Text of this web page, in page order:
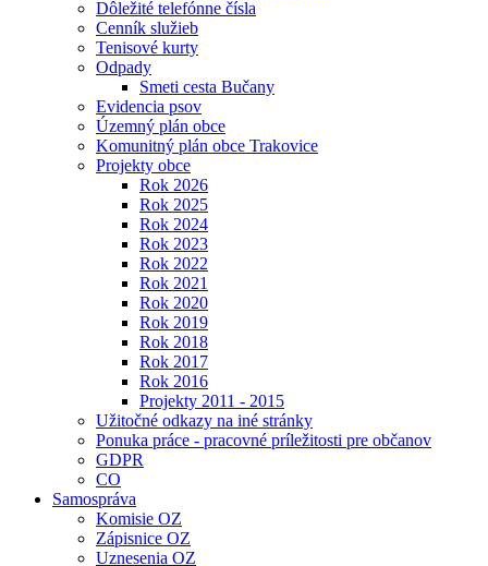
Dôležité telefónne čísla
Cenník služieb
Tenisové kurty
Odpady
Smeti cesta Bučany
Evidencia psov
Územný plán obce
Komunitný plán obce Trakovice
Projekty obce
Rok 2026
Rok 2025
Rok 2024
Rok 2023
Rok 2022
Rok 2021
Rok 2020
Rok 2019
Rok 2018
Rok 2017
Rok 2016
Projekty 2011 - 2015
Užitočné odkazy na iné stránky
Ponuka práce - pracovné príležitosti pre občanov
GDPR
CO
Samospráva
Komisie OZ
Zápisnice OZ
Uznesenia OZ